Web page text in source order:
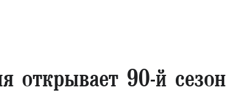
открывает 90-й сезон